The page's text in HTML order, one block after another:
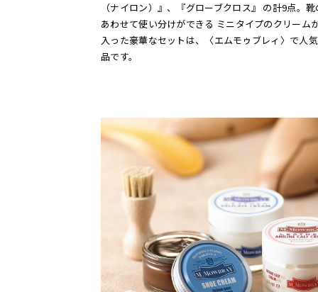
（ナイロン）』、『グローブクロス』 の計9点。
あわせて使い分けができる ミニタイプのクリーム
入った豪華なセットは、〈エムモゥブレィ〉で人
品です。